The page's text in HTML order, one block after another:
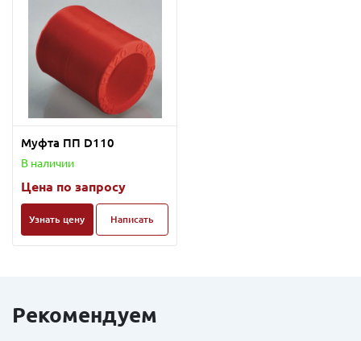
Муфта ПП D110
В наличии
Цена по запросу
Узнать цену Написать
Рекомендуем